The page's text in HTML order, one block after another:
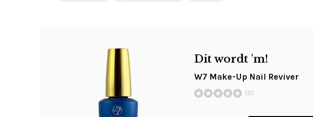
Dit wordt 'm!
W7 Make-Up Nail Reviver
(0)